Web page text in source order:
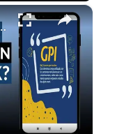
×
- Redes sociales